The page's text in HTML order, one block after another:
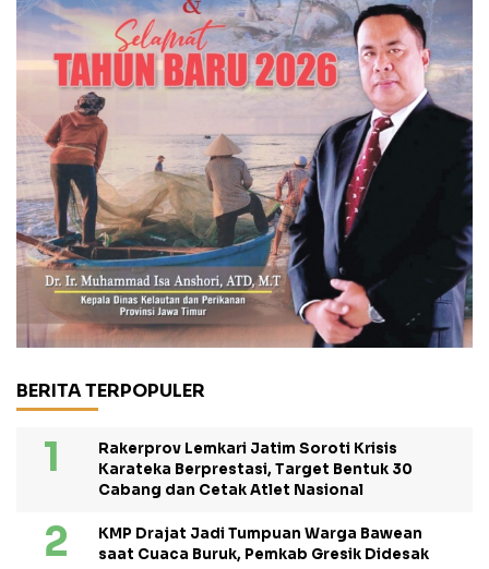
BERITA TERPOPULER
Rakerprov Lemkari Jatim Soroti Krisis
Karateka Berprestasi, Target Bentuk 30
Cabang dan Cetak Atlet Nasional
KMP Drajat Jadi Tumpuan Warga Bawean
saat Cuaca Buruk, Pemkab Gresik Didesak